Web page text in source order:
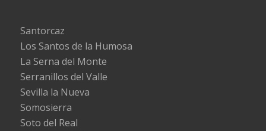
Santorcaz
Los Santos de la Humosa
La Serna del Monte
Serranillos del Valle
Sevilla la Nueva
Somosierra
Soto del Real